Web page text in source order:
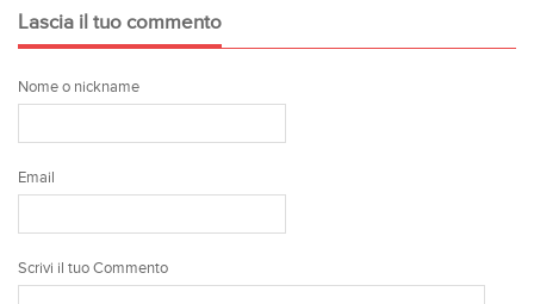
Lascia il tuo commento
Nome o nickname
Email
Scrivi il tuo Commento